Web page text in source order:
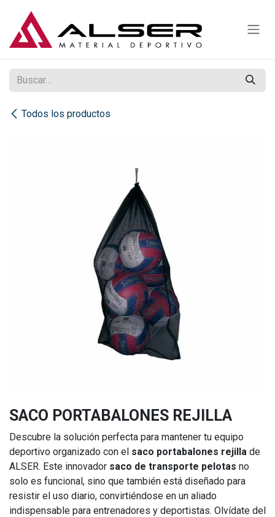
Todos los productos
SACO PORTABALONES REJILLA
Descubre la solución perfecta para mantener tu equipo
deportivo organizado con el saco portabalones rejilla de
ALSER. Este innovador saco de transporte pelotas no
solo es funcional, sino que también está diseñado para
resistir el uso diario, convirtiéndose en un aliado
indispensable para entrenadores y deportistas. Olvídate del